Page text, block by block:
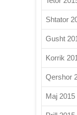
Shtator
Gusht
Korrik
Qershor
Maj 2015